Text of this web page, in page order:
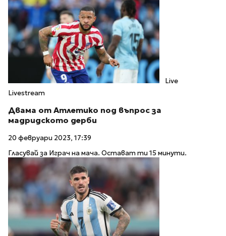
Live
Livestream
Двама от Атлетико под въпрос за
мадридското дерби
20 февруари 2023, 17:39
Гласувай за Играч на мача. Остават ти 15 минути.